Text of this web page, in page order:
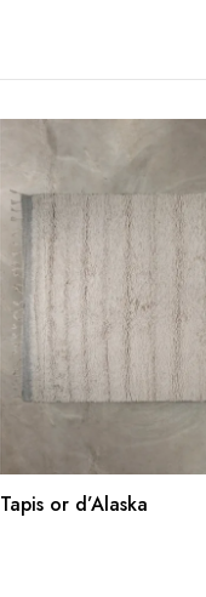
AJOUTER AU
Tapis or d’Alaska